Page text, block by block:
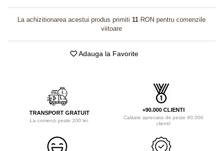
La achizitionarea acestui produs primiti 11 RON pentru comenzile
viitoare
Adauga la Favorite
TRANSPORT GRATUIT
La comenzi peste 200 lei.
+90.000 CLIENTI
Calitate apreciata de peste 90.000
clienti!